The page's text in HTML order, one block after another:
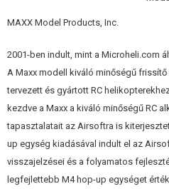
ELÉRHETŐSÉG
A golyós horony belső átmérője: Di
Peremkerekítés: R = 0,15 mm
Dinamikus terhelés: C = 43 kgf
Statikus terhelés: Co = 19 kgf
Anyag: krómacél (SAE52100)
MAXX Model Products, Inc.
2001-ben indult, mint a Microheli.com
A Maxx modell kiváló minőségű
tervezett és gyártott RC
kezdve a Maxx a kiváló minőségű RC
tapasztalatait az Airsoftra is
up egység kiadásával indult el az
visszajelzései és a folyamatos
legfejlettebb M4 hop-up egységet